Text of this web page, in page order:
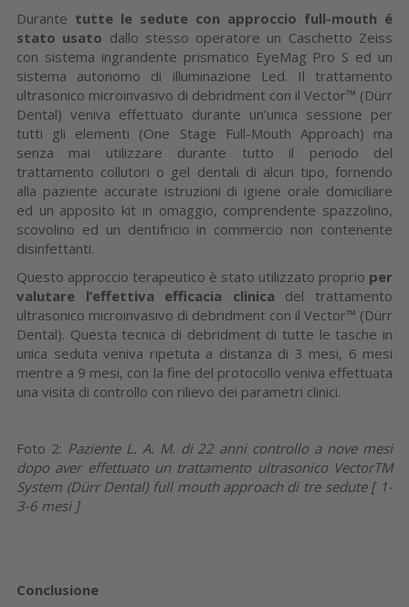
Durante tutte le sedute con approccio full-mouth é
stato usato dallo stesso operatore un Caschetto Zeiss
con sistema ingrandente prismatico EyeMag Pro S ed un
sistema autonomo di illuminazione Led. Il trattamento
ultrasonico microinvasivo di debridment con il Vector™ (Dürr
Dental) veniva effettuato durante un’unica sessione per
tutti gli elementi (One Stage Full-Mouth Approach) ma
senza mai utilizzare durante tutto il periodo del
trattamento collutori o gel dentali di alcun tipo, fornendo
alla paziente accurate istruzioni di igiene orale domiciliare
ed un apposito kit in omaggio, comprendente spazzolino,
scovolino ed un dentifricio in commercio non contenente
disinfettanti.
Questo approccio terapeutico è stato utilizzato proprio per
valutare l’effettiva efficacia clinica del trattamento
ultrasonico microinvasivo di debridment con il Vector™ (Dürr
Dental). Questa tecnica di debridment di tutte le tasche in
unica seduta veniva ripetuta a distanza di 3 mesi, 6 mesi
mentre a 9 mesi, con la fine del protocollo veniva effettuata
una visita di controllo con rilievo dei parametri clinici.
Foto 2: Paziente L. A. M. di 22 anni controllo a nove mesi
dopo aver effettuato un trattamento ultrasonico VectorTM
System (Dürr Dental) full mouth approach di tre sedute [ 1-
3-6 mesi ]
Conclusione